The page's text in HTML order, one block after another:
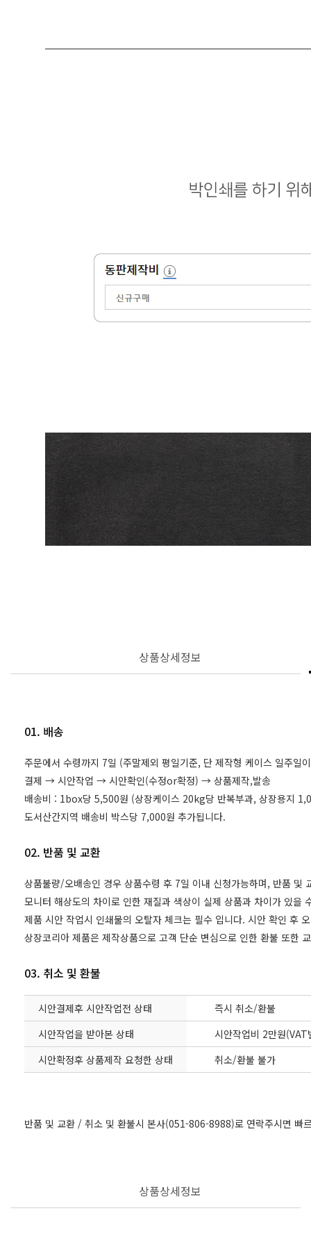
상품상세정보
01. 배송
주문에서 수령까지 7일 (주말제외 평일기준, 단 제작형 케이스 일주일
결제 → 시안작업 → 시안확인(수정or확정) → 상품제작,발송
배송비 : 1box당 5,500원 (상장케이스 20kg당 반복부과, 상장용지
도서산간지역 배송비 박스당 7,000원 추가됩니다.
02. 반품 및 교환
상품불량/오배송인 경우 상품수령 후 7일 이내 신청가능하며, 반품 및
모니터 해상도의 차이로 인한 재질과 색상이 실제 상품과 차이가 있
제품 시안 작업시 인쇄물의 오탈자 체크는 필수 입니다. 시안 확인 후
상장코리아 제품은 제작상품으로 고객 단순 변심으로 인한 환불 또한
03. 취소 및 환불
시안결제후 시안작업전 상태
즉시 취소/환불
시안작업을 받아본 상태
시안작업비 2만원
시안확정후 상품제작 요청한 상태
취소/환불 불가
반품 및 교환 / 취소 및 환불시 본사(051-806-8988)로 연락주시면 빠
상품상세정보